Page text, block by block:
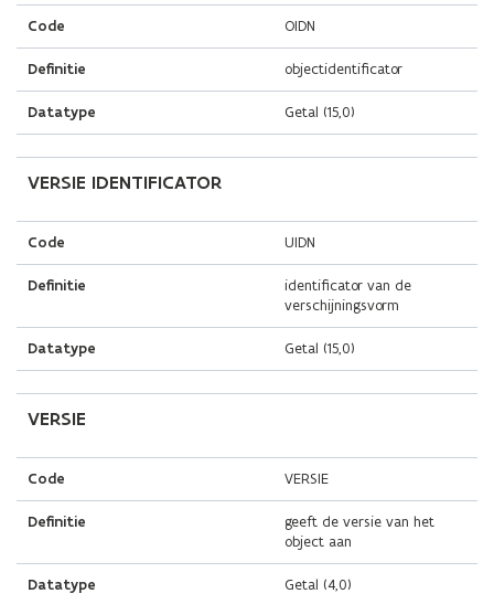
t
n
e
v
t
Code OIDN
Definitie objectidentificator
Datatype Getal (15,0)
VERSIE IDENTIFICATOR
Code UIDN
Definitie
identificator van de
verschijningsvorm
Datatype Getal (15,0)
VERSIE
Code VERSIE
Definitie
geeft de versie van het
object aan
Datatype Getal (4,0)